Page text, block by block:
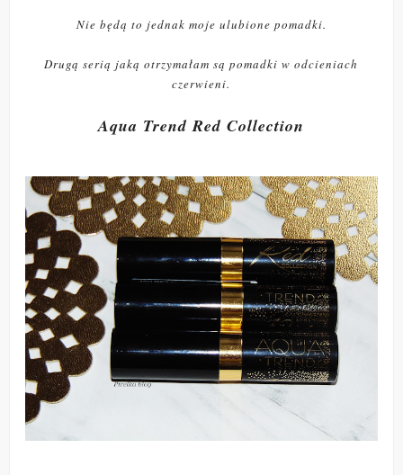
Nie będą to jednak moje ulubione pomadki.
Drugą serią jaką otrzymałam są pomadki w odcieniach
czerwieni.
Aqua Trend Red Collection